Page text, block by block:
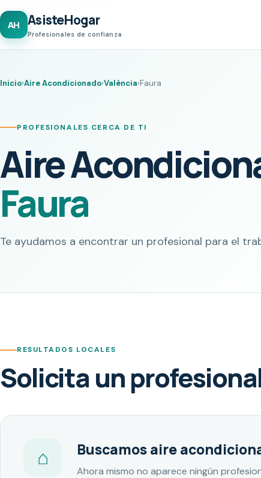
AH AsisteHogar
Profesionales de confianza
Inicio›Aire Acondicionado›València›Faura
PROFESIONALES CERCA DE TI
Aire
Faura
Te ayudamos a encontrar un profesional para el
RESULTADOS LOCALES
Solicita un
⌂ Buscamos aire
Ahora mismo no aparece ningún